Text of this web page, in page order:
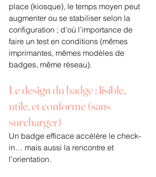
place (kiosque), le temps moyen peut
augmenter ou se stabiliser selon la
configuration ; d’où l’importance de
faire un test en conditions (mêmes
imprimantes, mêmes modèles de
badges, même réseau).
Le design du badge : lisible,
utile, et conforme (sans
surcharger)
Un badge efficace accélère le check-
in… mais aussi la rencontre et
l’orientation.